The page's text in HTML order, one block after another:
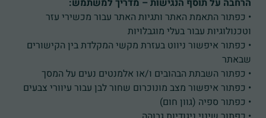
הרחבה על תוסף הנגישות – מדריך למשתמש:
• כפתור התאמת האתר ותגיות האתר עבור מכשירי עזר
וטכנולוגיות עבור בעלי מוגבלויות
• כפתור איפשור ניווט בעזרת מקשי המקלדת בין הקישורים
שבאתר
• כפתור השבתת הבהובים ו/או אלמנטים נעים על המסך
• כפתור איפשור מצב מונוכרום שחור לבן עבור עיוורי צבעים
• כפתור ספיה (גוון חום)